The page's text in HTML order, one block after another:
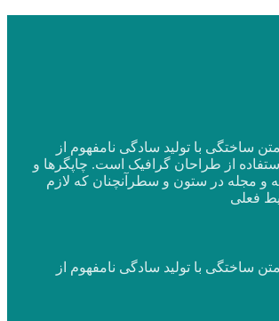
ساختگی با تولید سادگی نامفهوم از
از طراحان گرافیک است. چاپگرها و
و مجله در ستون و سطرآنچنان که لازم
فعلی
ساختگی با تولید سادگی نامفهوم از